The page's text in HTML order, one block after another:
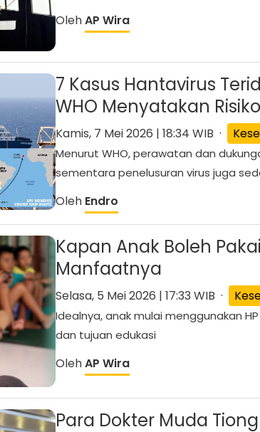
OlehAP Wira
7 Kasus Hantavirus
WHO Menyatakan
Kamis, 7 Mei 2026 | 18:34 WIB ·
Menurut WHO, perawatan dan
sementara penelusuran virus juga
Oleh Endro
Kapan Anak Boleh
Manfaatnya
Selasa, 5 Mei 2026 | 17:33 WIB ·
Idealnya, anak mulai menggunakan
dan tujuan edukasi
OlehAP Wira
Para Dokter Muda